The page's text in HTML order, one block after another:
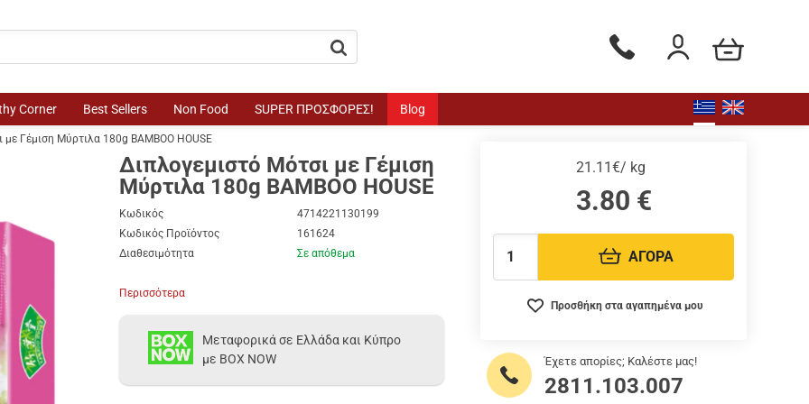
button.search Τηλεφωνικές παραγγελίες
Είσοδος / Εγγραφή
Το καλάθι μου
Corner Best Sellers Non Food SUPER ΠΡΟΣΦΟΡΕΣ! Blog
με Γέμιση Μύρτιλα 180g BAMBOO HOUSE
Διπλογεμιστό Μότσι με Γέμιση
Μύρτιλα 180g BAMBOO HOUSE
Κωδικός
4714221130199
Κωδικός Προϊόντος
161624
Διαθεσιμότητα
Σε απόθεμα
Περισσότερα
21.11€/ kg
3.80 €
Ποσότητα: ΑΓΟΡΑ
Προσθήκη στα αγαπημένα μου
Μεταφορικά σε Ελλάδα και Κύπρο
με BOX NOW
Έχετε απορίες; Καλέστε μας!
2811.103.007